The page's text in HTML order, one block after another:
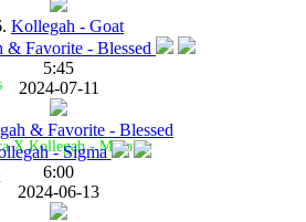
X Kollegah - Molotov
Kollegah - Goat
5:45
2024-07-11
& Favorite - Blessed
6:00
2024-06-13